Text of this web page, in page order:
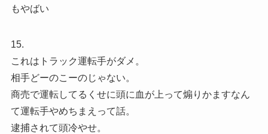
もやばい
15.
これはトラック運転手がダメ。
相手どーのこーのじゃない。
商売で運転してるくせに頭に血が上って煽りかますなん
て運転手やめちまえって話。
逮捕されて頭冷やせ。